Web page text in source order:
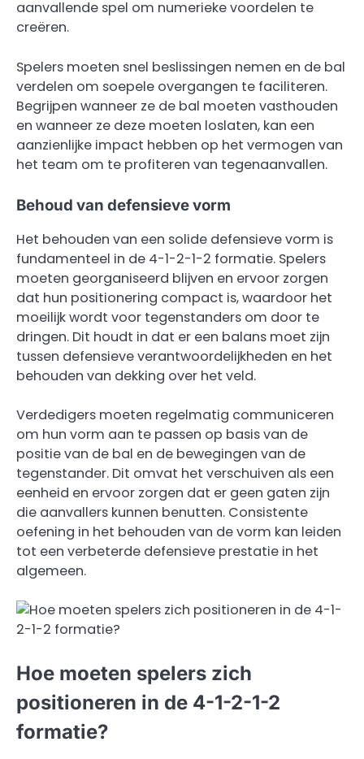
aanvallende spel om numerieke voordelen te
creëren.
Spelers moeten snel beslissingen nemen en de bal
verdelen om soepele overgangen te faciliteren.
Begrijpen wanneer ze de bal moeten vasthouden
en wanneer ze deze moeten loslaten, kan een
aanzienlijke impact hebben op het vermogen van
het team om te profiteren van tegenaanvallen.
Behoud van defensieve vorm
Het behouden van een solide defensieve vorm is
fundamenteel in de 4-1-2-1-2 formatie. Spelers
moeten georganiseerd blijven en ervoor zorgen
dat hun positionering compact is, waardoor het
moeilijk wordt voor tegenstanders om door te
dringen. Dit houdt in dat er een balans moet zijn
tussen defensieve verantwoordelijkheden en het
behouden van dekking over het veld.
Verdedigers moeten regelmatig communiceren
om hun vorm aan te passen op basis van de
positie van de bal en de bewegingen van de
tegenstander. Dit omvat het verschuiven als een
eenheid en ervoor zorgen dat er geen gaten zijn
die aanvallers kunnen benutten. Consistente
oefening in het behouden van de vorm kan leiden
tot een verbeterde defensieve prestatie in het
algemeen.
Hoe moeten spelers zich
positioneren in de 4-1-2-1-2
formatie?